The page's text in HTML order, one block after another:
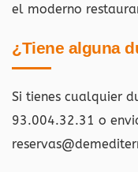
el moderno
¿Tiene alguna
Si tienes cualquier
93.004.32.31 o